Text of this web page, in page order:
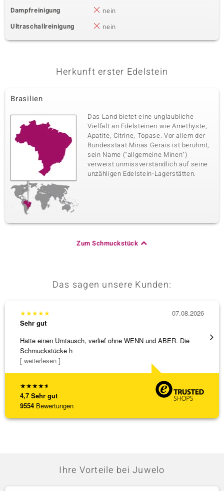
Dampfreinigung
nein
Ultraschallreinigung
nein
Herkunft erster Edelstein
Brasilien
Das Land bietet eine unglaubliche
Vielfalt an Edelsteinen wie Amethyste,
Apatite, Citrine, Topase. Vor allem der
Bundesstaat Minas Gerais ist berühmt,
sein Name ("allgemeine Minen")
verweist unmissverständlich auf seine
unzähligen Edelstein-Lagerstätten.
Zum Schmuckstück
Das sagen unsere Kunden:
★★★★★
4,7 Sehr gut
9554 Bewertungen
★★★★★
Sehr gut
Hatte einen Umtausch, verlief ohne WENN und ABER. Die
Schmuckstücke h
[ weiterlesen ]
07.08.2026
Ihre Vorteile bei Juwelo